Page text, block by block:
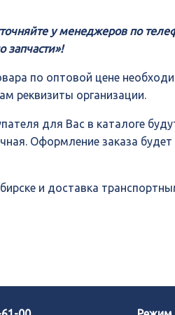
у менеджеров по
запчасти»!
по оптовой цене
реквизиты организации.
для Вас в каталоге
Оформление заказа будет
и доставка